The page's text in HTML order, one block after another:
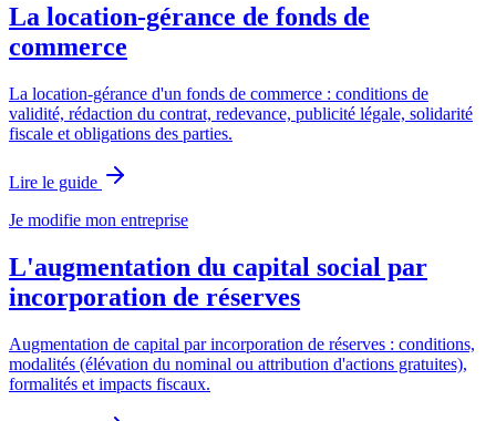
La location-gérance de fonds de
commerce
La location-gérance d'un fonds de commerce : conditions de
validité, rédaction du contrat, redevance, publicité légale, solidarité
fiscale et obligations des parties.
Lire le guide
Je modifie mon entreprise
L'augmentation du capital social par
incorporation de réserves
Augmentation de capital par incorporation de réserves : conditions,
modalités (élévation du nominal ou attribution d'actions gratuites),
formalités et impacts fiscaux.